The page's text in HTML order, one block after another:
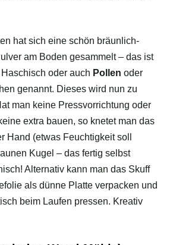
hat sich eine schön bräunlich-
am Boden gesammelt – das ist
Haschisch oder auch Pollen oder
genannt. Dieses wird nun zu
man keine Pressvorrichtung oder
extra bauen, so knetet man das
Hand (etwas Feuchtigkeit soll
Kugel – das fertig selbst
Alternativ kann man das Skuff
als dünne Platte verpacken und
beim Laufen pressen. Kreativ